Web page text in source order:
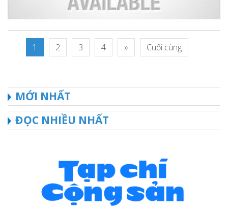
1 2 3 4 » Cuối cùng
MỚI NHẤT
ĐỌC NHIỀU NHẤT